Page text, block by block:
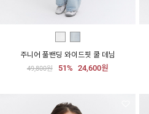
주니어 풀밴딩 와이드핏 쿨 데님
49,800원 51% 24,600원